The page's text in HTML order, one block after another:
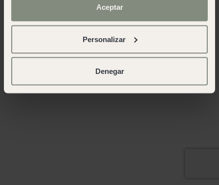
Aceptar
Personalizar
Denegar